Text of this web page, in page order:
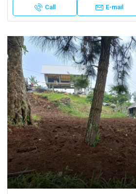
Call E-mail